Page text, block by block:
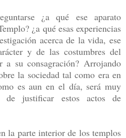
¿a qué ese aparato
¿a qué esas experiencias
acerca de la vida, ese
y de las costumbres del
a su consagración? Arrojando
la sociedad tal como era en
es aun en el día, será muy
justificar estos actos de
la parte interior de los templos